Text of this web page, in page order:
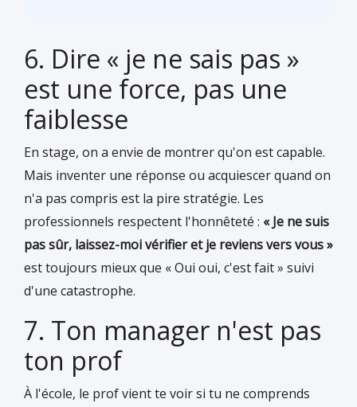
6. Dire « je ne sais pas »
est une force, pas une
faiblesse
En stage, on a envie de montrer qu'on est capable.
Mais inventer une réponse ou acquiescer quand on
n'a pas compris est la pire stratégie. Les
professionnels respectent l'honnêteté : « Je ne suis
pas sûr, laissez-moi vérifier et je reviens vers vous »
est toujours mieux que « Oui oui, c'est fait » suivi
d'une catastrophe.
7. Ton manager n'est pas
ton prof
À l'école, le prof vient te voir si tu ne comprends